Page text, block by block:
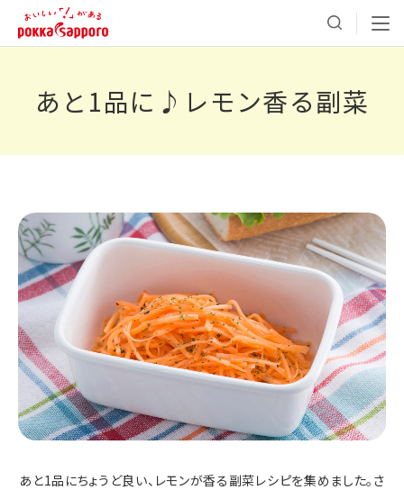
あと1品に♪レモン香る副菜
あと1品にちょうど良い、レモンが香る副菜レシピを集めました。さ